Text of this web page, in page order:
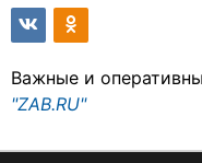
Важные и
"ZAB.RU"